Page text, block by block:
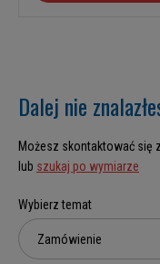
Dalej nie
Możesz skontaktować się
lub szukaj po wymiarze